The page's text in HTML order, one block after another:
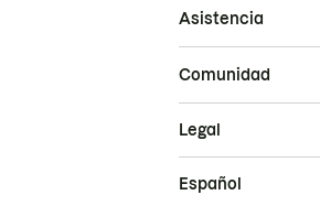
Asistencia
Comunidad
Legal
Español